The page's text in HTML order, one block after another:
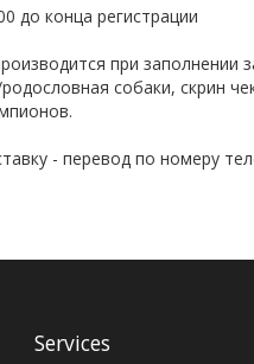
до конца регистрации
при
собаки, скрин
- перевод по номеру
Services